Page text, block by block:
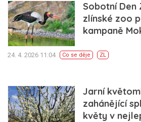
Sobotní Den
zlínské zoo
kampaně
24. 4. 2026 11:04 Co se děje ZL
Jarní
zahánějící
květy v